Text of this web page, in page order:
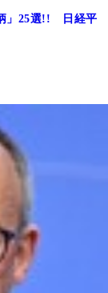
」25選!! 日経平